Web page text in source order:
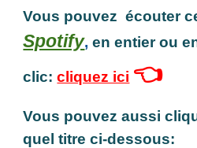
Vous pouvez écouter
Spotify,en entier ou
clic:cliquez ici 👈
Vous pouvez aussi
quel titre ci-dessous: